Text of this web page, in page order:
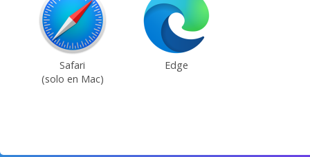
Safari
(solo en Mac)
Edge